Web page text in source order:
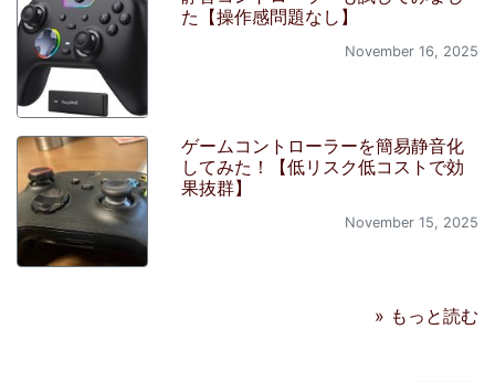
た【操作感問題なし】
November 16, 2025
ゲームコントローラーを簡易静音化
してみた！【低リスク低コストで効
果抜群】
November 15, 2025
» もっと読む